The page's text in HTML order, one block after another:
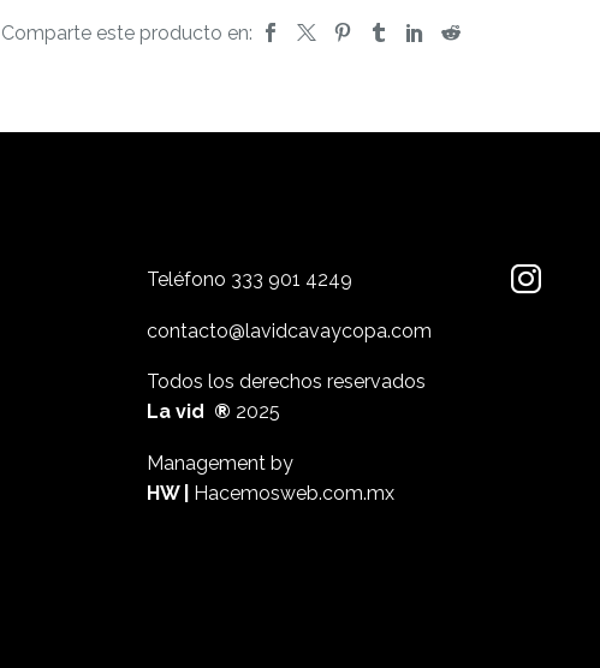
Réserve
Comparte este producto en:
Teléfono 333 901 4249
contacto@lavidcavaycopa.com
Todos los derechos reservados
La vid ® 2025
Management by
HW |
Hacemosweb.com.mx